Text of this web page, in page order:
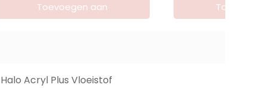
Toevoegen aan
Toevoegen
Halo Acryl Plus Vloeistof